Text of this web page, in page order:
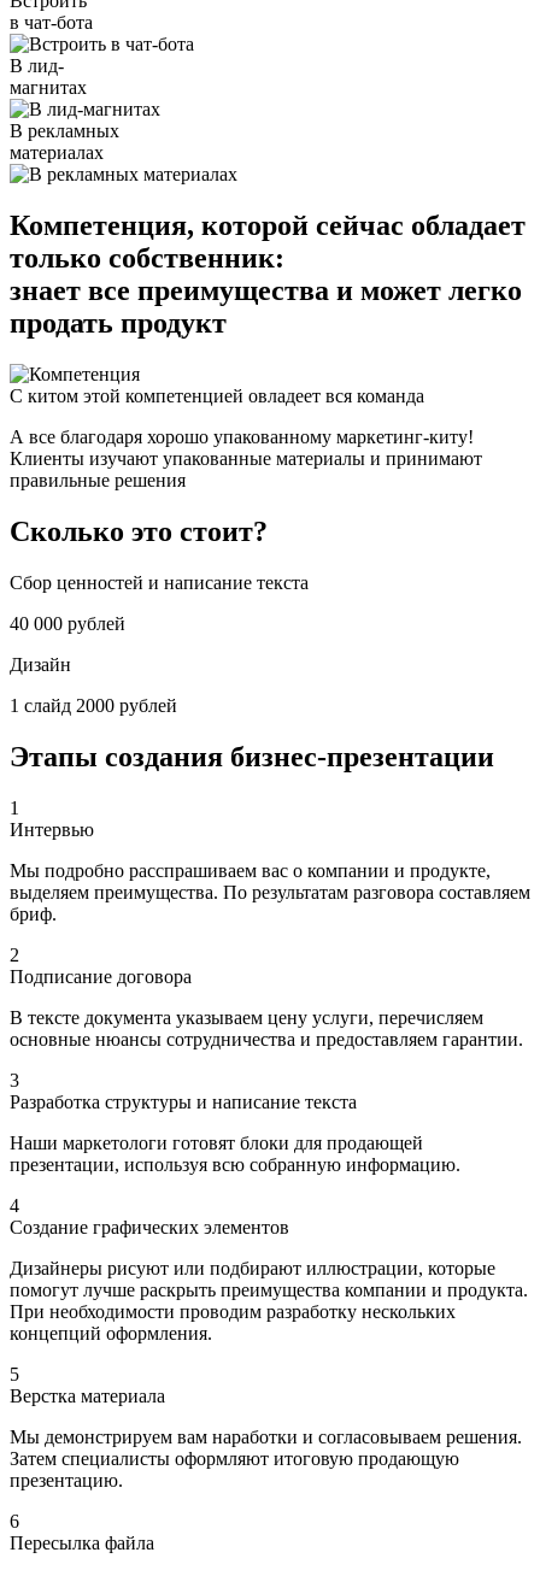
в чат-бота
В лид-
магнитах
В рекламных
материалах
Компетенция, которой сейчас обладает
только собственник:
знает все преимущества и может легко
продать продукт
С китом этой компетенцией овладеет вся команда
А все благодаря хорошо упакованному маркетинг-киту!
Клиенты изучают упакованные материалы и принимают
правильные решения
Сколько это стоит?
Сбор ценностей и написание текста
40 000 рублей
Дизайн
1 слайд 2000 рублей
Этапы создания бизнес-презентации
1
Интервью
Мы подробно расспрашиваем вас о компании и продукте,
выделяем преимущества. По результатам разговора составляем
бриф.
2
Подписание договора
В тексте документа указываем цену услуги, перечисляем
основные нюансы сотрудничества и предоставляем гарантии.
3
Разработка структуры и написание текста
Наши маркетологи готовят блоки для продающей
презентации, используя всю собранную информацию.
4
Создание графических элементов
Дизайнеры рисуют или подбирают иллюстрации, которые
помогут лучше раскрыть преимущества компании и продукта.
При необходимости проводим разработку нескольких
концепций оформления.
5
Верстка материала
Мы демонстрируем вам наработки и согласовываем решения.
Затем специалисты оформляют итоговую продающую
презентацию.
6
Пересылка файла